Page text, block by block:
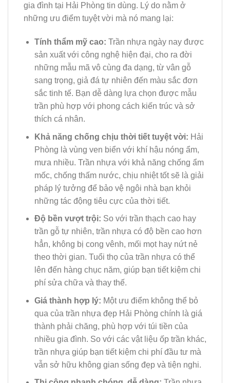
gia đình tại Hải Phòng tin dùng. Lý do nằm ở
những ưu điểm tuyệt vời mà nó mang lại:
Tính thẩm mỹ cao: Trần nhựa ngày nay được
sản xuất với công nghệ hiện đại, cho ra đời
những mẫu mã vô cùng đa dạng, từ vân gỗ
sang trọng, giả đá tự nhiên đến màu sắc đơn
sắc tinh tế. Bạn dễ dàng lựa chọn được mẫu
trần phù hợp với phong cách kiến trúc và sở
thích cá nhân.
Khả năng chống chịu thời tiết tuyệt vời: Hải
Phòng là vùng ven biển với khí hậu nóng ẩm,
mưa nhiều. Trần nhựa với khả năng chống ẩm
mốc, chống thấm nước, chịu nhiệt tốt sẽ là giải
pháp lý tưởng để bảo vệ ngôi nhà bạn khỏi
những tác động tiêu cực của thời tiết.
Độ bền vượt trội: So với trần thạch cao hay
trần gỗ tự nhiên, trần nhựa có độ bền cao hơn
hẳn, không bị cong vênh, mối mọt hay nứt nẻ
theo thời gian. Tuổi thọ của trần nhựa có thể
lên đến hàng chục năm, giúp bạn tiết kiệm chi
phí sửa chữa và thay thế.
Giá thành hợp lý: Một ưu điểm không thể bỏ
qua của trần nhựa đẹp Hải Phòng chính là giá
thành phải chăng, phù hợp với túi tiền của
nhiều gia đình. So với các vật liệu ốp trần khác,
trần nhựa giúp bạn tiết kiệm chi phí đầu tư mà
vẫn sở hữu không gian sống đẹp và tiện nghi.